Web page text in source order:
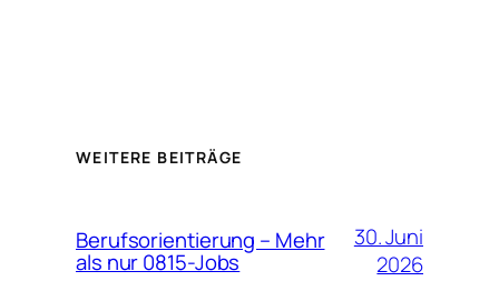
WEITERE BEITRÄGE
Berufsorientierung – Mehr
als nur 0815-Jobs
30. Juni
2026